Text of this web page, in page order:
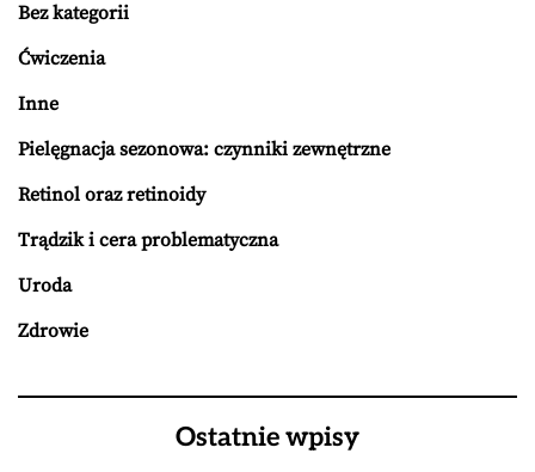
Bez kategorii
Ćwiczenia
Inne
Pielęgnacja sezonowa: czynniki zewnętrzne
Retinol oraz retinoidy
Trądzik i cera problematyczna
Uroda
Zdrowie
Ostatnie wpisy